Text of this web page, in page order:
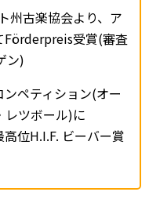
古楽協会より、ア
Förderpreis受賞(審査
ン)
ペティション(オー
レツボール)に
位H.I.F. ビーバー賞